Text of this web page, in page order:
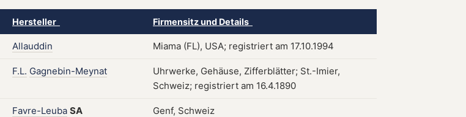
Hersteller Firmensitz und Details
Allauddin Miama (FL), USA; registriert am 17.10.1994
F.L. Gagnebin-Meynat
Uhrwerke, Gehäuse, Zifferblätter; St.-Imier,
Schweiz; registriert am 16.4.1890
Favre-Leuba SA Genf, Schweiz